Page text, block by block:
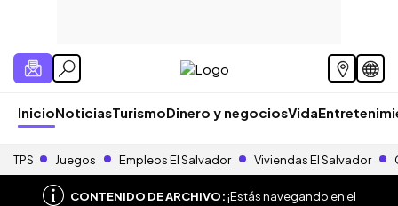
InicioNoticiasTurismoDinero y negociosVida
TPS Juegos Empleos El Salvador Viviendas El Salvador
CONTENIDO DE ARCHIVO:¡Estás navegando en el